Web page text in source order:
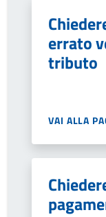
errato
tributo
VAI ALLA